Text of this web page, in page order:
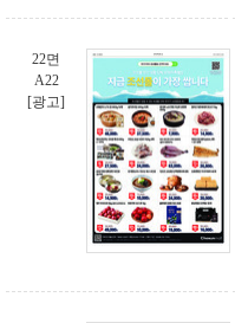
22면
A22
[광고]